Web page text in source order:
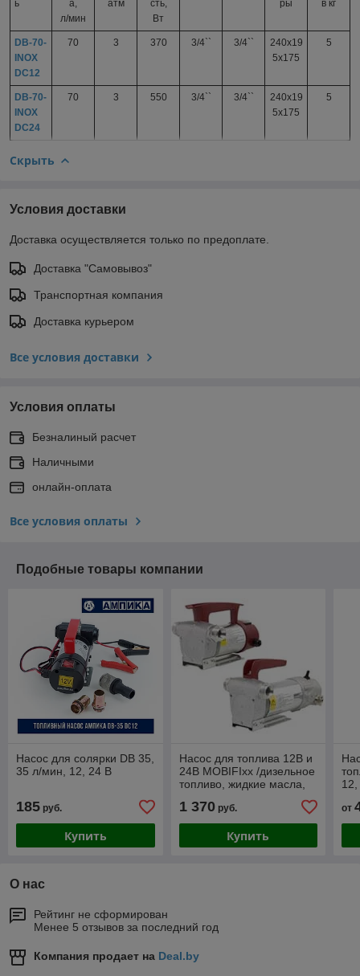
ь
а,
л/мин
атм
сть,
Вт
ры
в кг
DB-70-
INOX
DC12
70 3 370 3/4`` 3/4``
240x19
5x175
5
DB-70-
INOX
DC24
70 3 550 3/4`` 3/4``
240x19
5x175
5
Скрыть
Условия доставки
Доставка осуществляется только по предоплате.
Доставка "Самовывоз"
Транспортная компания
Доставка курьером
Все условия доставки
Условия оплаты
Безналиный расчет
Наличными
онлайн-оплата
Все условия оплаты
Подобные товары компании
Насос для солярки DB 35,
35 л/мин, 12, 24 В
185 руб.
Купить
Насос для топлива 12В и
24В MOBIFIxx /дизельное
топливо, жидкие масла,
1 370руб.
Купить
от
О нас
Рейтинг не сформирован
Менее 5 отзывов за последний год
Компания продает на Deal.by